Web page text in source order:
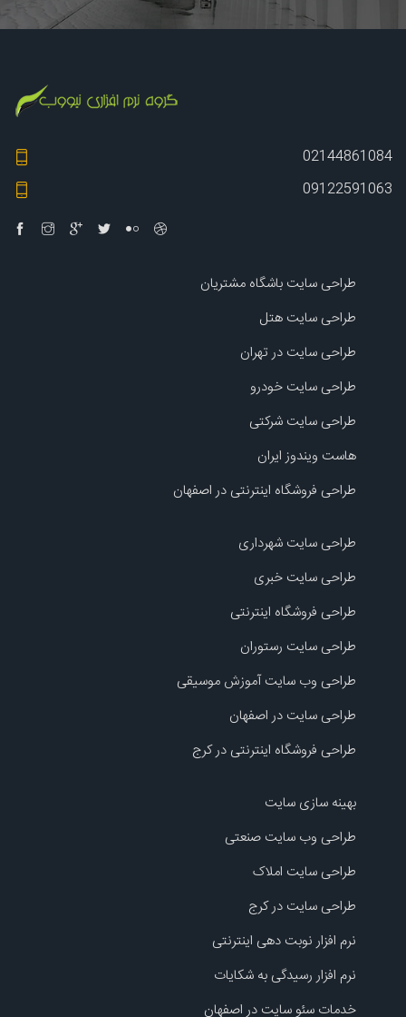
02144861084
09122591063
طراحی سایت باشگاه مشتریان
طراحی سایت هتل
طراحی سایت در تهران
طراحی سایت خودرو
طراحی سایت شرکتی
هاست ویندوز ایران
طراحی فروشگاه اینترنتی در اصفهان
طراحی سایت شهرداری
طراحی سایت خبری
طراحی فروشگاه اینترنتی
طراحی سایت رستوران
طراحی وب سایت آموزش موسیقی
طراحی سایت در اصفهان
طراحی فروشگاه اینترنتی در کرج
بهینه سازی سایت
طراحی وب سایت صنعتی
طراحی سایت املاک
طراحی سایت در کرج
نرم افزار نوبت دهی اینترنتی
نرم افزار رسیدگی به شکایات
خدمات سئو سایت در اصفهان